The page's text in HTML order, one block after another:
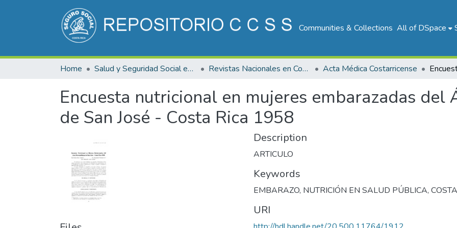
Communities & Collections All of DSpace
Home Salud y Seguridad Social en Costa Rica Revistas Nacionales en Costa Rica Acta Médica Costarricense
Encuesta nutricional en mujeres embarazadas
de San José - Costa Rica 1958
Description
ARTICULO
Keywords
EMBARAZO, NUTRICIÓN EN SALUD PÚBLICA,
URI